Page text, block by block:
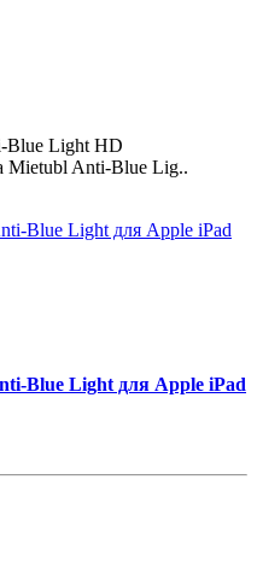
Blue Light HD
Mietubl Anti-Blue Lig..
Blue Light для Apple iPad